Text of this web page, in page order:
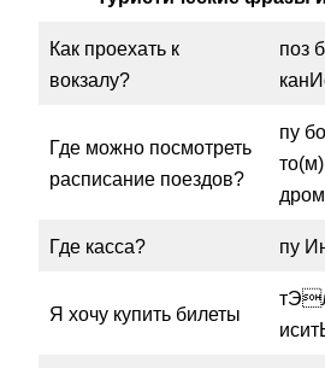
Как проехать к
вокзалу?
поз
Где можно посмотреть
расписание поездов?
пу
Где касса? пу
Я хочу купить билеты